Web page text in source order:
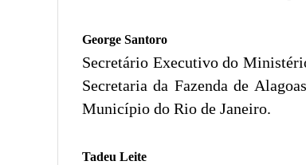
George Santoro
Secretário Executivo do
Secretaria da Fazenda de
Município do Rio de Janeiro.
Tadeu Leite